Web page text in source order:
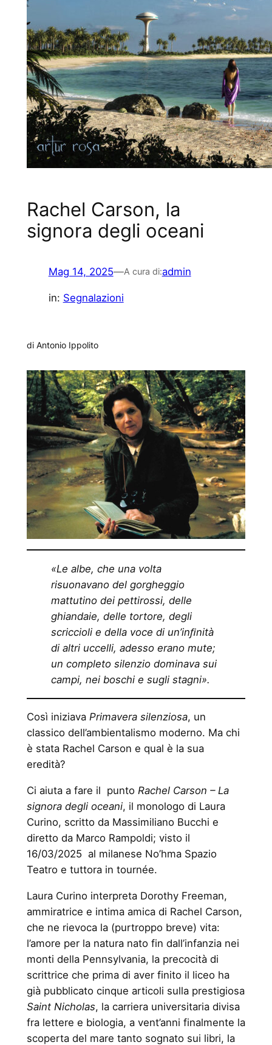
Rachel Carson, la
signora degli oceani
Mag 14, 2025—A cura di:admin
in: Segnalazioni
di Antonio Ippolito
«Le albe, che una volta
risuonavano del gorgheggio
mattutino dei pettirossi, delle
ghiandaie, delle tortore, degli
scriccioli e della voce di un’inﬁnità
di altri uccelli, adesso erano mute;
un completo silenzio dominava sui
campi, nei boschi e sugli stagni».
Così iniziava Primavera silenziosa, un
classico dell’ambientalismo moderno. Ma chi
è stata Rachel Carson e qual è la sua
eredità?
Ci aiuta a fare il punto Rachel Carson – La
signora degli oceani, il monologo di Laura
Curino, scritto da Massimiliano Bucchi e
diretto da Marco Rampoldi; visto il
16/03/2025 al milanese No’hma Spazio
Teatro e tuttora in tournée.
Laura Curino interpreta Dorothy Freeman,
ammiratrice e intima amica di Rachel Carson,
che ne rievoca la (purtroppo breve) vita:
l’amore per la natura nato fin dall’infanzia nei
monti della Pennsylvania, la precocità di
scrittrice che prima di aver finito il liceo ha
già pubblicato cinque articoli sulla prestigiosa
Saint Nicholas, la carriera universitaria divisa
fra lettere e biologia, a vent’anni finalmente la
scoperta del mare tanto sognato sui libri, la